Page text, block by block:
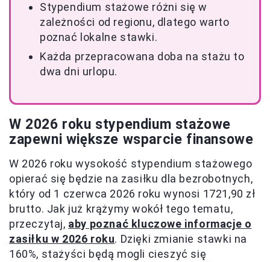
Stypendium stażowe różni się w
zależności od regionu, dlatego warto
poznać lokalne stawki.
Każda przepracowana doba na stażu to
dwa dni urlopu.
W 2026 roku stypendium stażowe
zapewni większe wsparcie finansowe
W 2026 roku wysokość stypendium stażowego
opierać się będzie na zasiłku dla bezrobotnych,
który od 1 czerwca 2026 roku wynosi 1721,90 zł
brutto. Jak już krążymy wokół tego tematu,
przeczytaj, aby poznać kluczowe informacje o
zasiłku w 2026 roku. Dzięki zmianie stawki na
160%, stażyści będą mogli cieszyć się